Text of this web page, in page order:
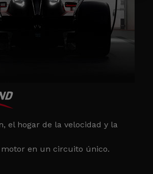
el hogar de la velocidad y la
motor en un circuito único.